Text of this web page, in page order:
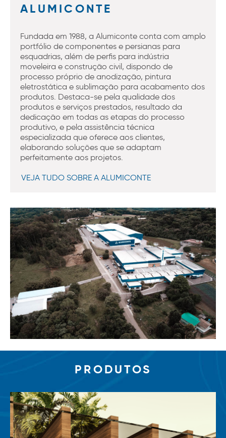
ALUMICONTE
Fundada em 1988, a Alumiconte conta com amplo
portfólio de componentes e persianas para
esquadrias, além de perfis para indústria
moveleira e construção civil, dispondo de
processo próprio de anodização, pintura
eletrostática e sublimação para acabamento dos
produtos. Destaca-se pela qualidade dos
produtos e serviços prestados, resultado da
dedicação em todas as etapas do processo
produtivo, e pela assistência técnica
especializada que oferece aos clientes,
elaborando soluções que se adaptam
perfeitamente aos projetos.
VEJA TUDO SOBRE A ALUMICONTE
PRODUTOS